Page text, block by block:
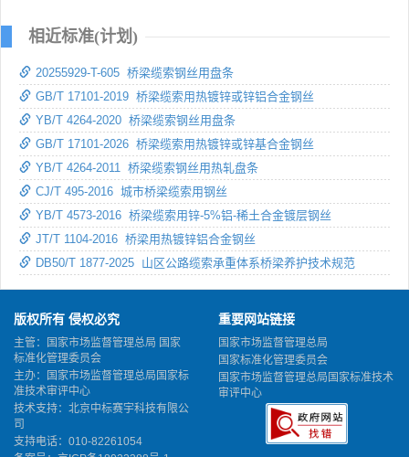
相近标准(计划)
20255929-T-605 桥梁缆索钢丝用盘条
GB/T 17101-2019 桥梁缆索用热镀锌或锌铝合金钢丝
YB/T 4264-2020 桥梁缆索钢丝用盘条
GB/T 17101-2026 桥梁缆索用热镀锌或锌基合金钢丝
YB/T 4264-2011 桥梁缆索钢丝用热轧盘条
CJ/T 495-2016 城市桥梁缆索用钢丝
YB/T 4573-2016 桥梁缆索用锌-5%铝-稀土合金镀层钢丝
JT/T 1104-2016 桥梁用热镀锌铝合金钢丝
DB50/T 1877-2025 山区公路缆索承重体系桥梁养护技术规范
版权所有 侵权必究
主管：国家市场监督管理总局 国家
标准化管理委员会
主办：国家市场监督管理总局国家标
准技术审评中心
技术支持：北京中标赛宇科技有限公
司
支持电话：010-82261054
重要网站链接
国家市场监督管理总局
国家标准化管理委员会
国家市场监督管理总局国家标准技术
审评中心